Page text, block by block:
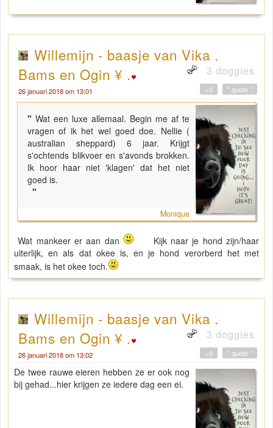
Willemijn - baasje van Vika .
Bams en Ogin ¥ .
3 doggies
26 januari 2018 om 13:01 " quote "
+0
" Wat een luxe allemaal. Begin me af te
vragen of ik het wel goed doe. Nellie (
australian sheppard) 6 jaar. Krijgt
s'ochtends blikvoer en s'avonds brokken.
Ik hoor haar niet 'klagen' dat het niet
goed is.
"
Monique
Wat mankeer er aan dan
Kijk naar je hond zijn/haar
uiterlijk, en als dat okee is, en je hond verorberd het met
smaak, is het okee toch.
Willemijn - baasje van Vika .
Bams en Ogin ¥ .
3 doggies
26 januari 2018 om 13:02 " quote "
+0
De twee rauwe eieren hebben ze er ook nog
bij gehad...hier krijgen ze iedere dag een ei.